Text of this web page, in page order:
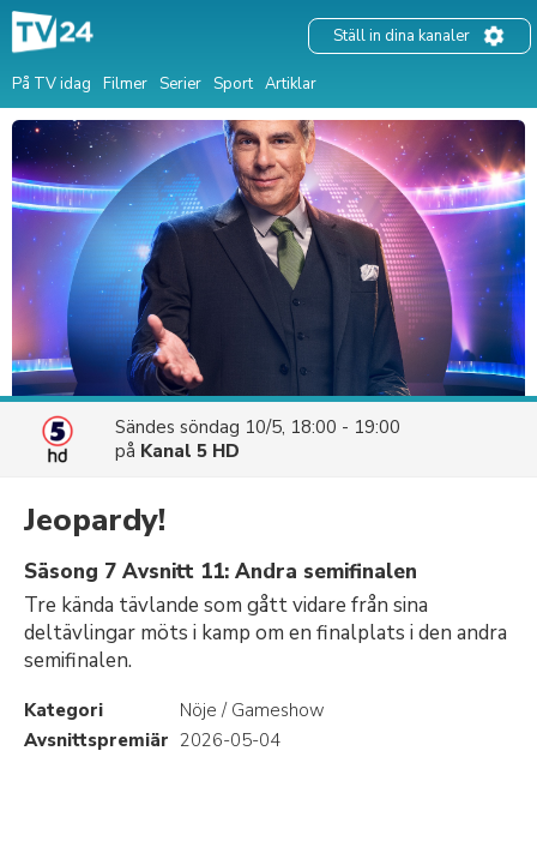
På TV idag Filmer Serier Sport Artiklar
Ställ in dina kanaler
Sändes söndag 10/5, 18:00 - 19:00
på Kanal 5 HD
Jeopardy!
Säsong 7 Avsnitt 11: Andra semifinalen
Tre kända tävlande som gått vidare från sina
deltävlingar möts i kamp om en finalplats i den andra
semifinalen.
Kategori
Nöje / Gameshow
Avsnittspremiär 2026-05-04